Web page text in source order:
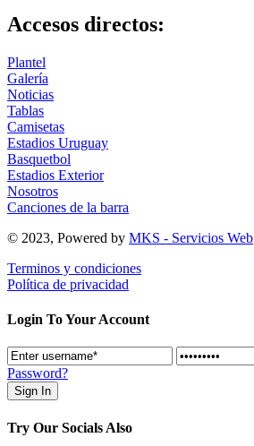
Accesos directos:
Plantel
Galería
Noticias
Tablas
Camisetas
Estadios Uruguay
Basquetbol
Estadios Exterior
Nosotros
Canciones de la barra
© 2023, Powered by MKS - Servicios Web
Terminos y condiciones
Política de privacidad
Login To Your Account
Password?
Try Our Socials Also